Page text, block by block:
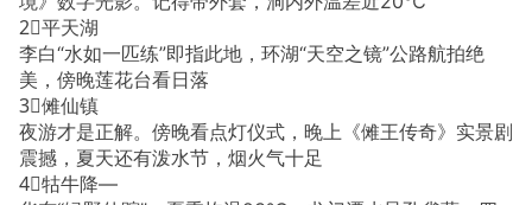
2⃣️平天湖
李白“水如一匹练”即指此地，环湖“天空之镜”公路航拍绝
美，傍晚莲花台看日落
3⃣傩仙镇
夜游才是正解。傍晚看点灯仪式，晚上《傩王传奇》实景剧
震撼，夏天还有泼水节，烟火气十足
4⃣牯牛降—